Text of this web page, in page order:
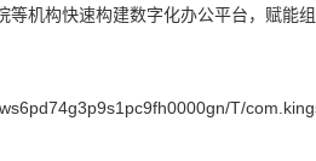
等机构快速构建数字化办公平台，赋能